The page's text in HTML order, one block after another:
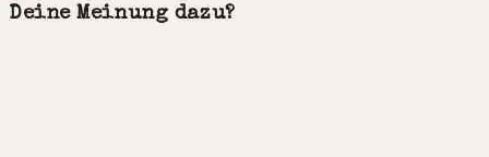
Deine Meinung dazu?